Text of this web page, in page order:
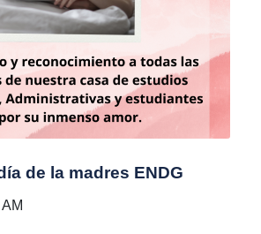
de la madres ENDG